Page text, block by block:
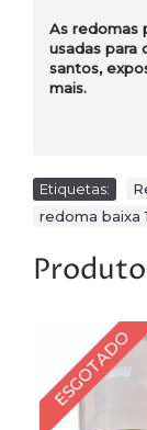
As redomas
usadas para
santos,
mais.
Etiquetas:
redoma baixa
ESGOTADO